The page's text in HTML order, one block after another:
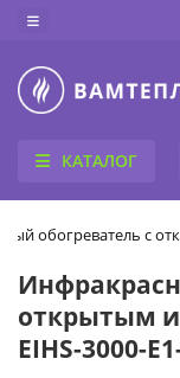
КАТАЛОГ
обогреватель с
открытым
EIHS-3000-